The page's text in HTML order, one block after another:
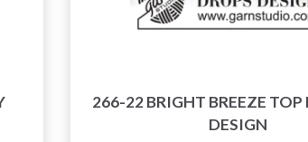
266-22 BRIGHT BREEZE TOP
DESIGN